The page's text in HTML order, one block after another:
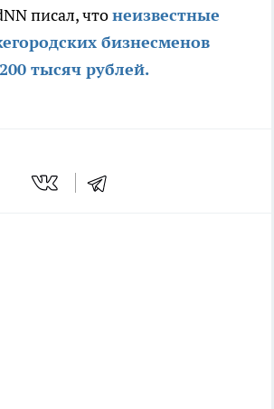
писал, чтонеизвестные
бизнесменов
тысяч рублей.